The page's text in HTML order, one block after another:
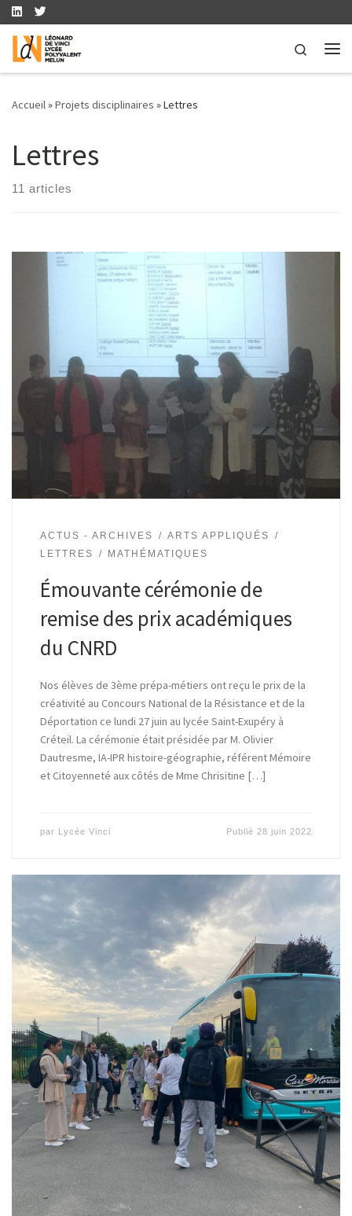
Skip to content
Search
Accueil»Projets disciplinaires »Lettres
Lettres
11 articles
ACTUS - ARCHIVES
ARTS APPLIQUÉS
LETTRES
MATHÉMATIQUES
Émouvante cérémonie de
remise des prix académiques
du CNRD
Nos élèves de 3ème prépa-métiers ont reçu le prix de la
créativité au Concours National de la Résistance et de la
Déportation ce lundi 27 juin au lycée Saint-Exupéry à
Créteil. La cérémonie était présidée par M. Olivier
Dautresme, IA-IPR histoire-géographie, référent Mémoire
et Citoyenneté aux côtés de Mme Chrisitine […]
par Lycée Vinci Publié 28 juin 2022